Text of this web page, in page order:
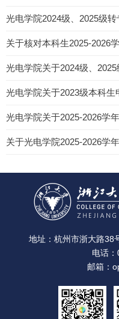
光电学院2024级、2025级
地址：杭州市浙大路38
电话
邮箱：